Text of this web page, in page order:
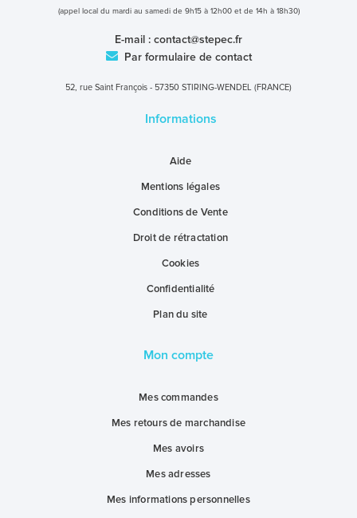
(appel local du mardi au samedi de 9h15 à 12h00 et de 14h à 18h30)
E-mail : contact@stepec.fr
Par formulaire de contact
52, rue Saint François - 57350 STIRING-WENDEL (FRANCE)
Informations
Aide
Mentions légales
Conditions de Vente
Droit de rétractation
Cookies
Confidentialité
Plan du site
Mon compte
Mes commandes
Mes retours de marchandise
Mes avoirs
Mes adresses
Mes informations personnelles